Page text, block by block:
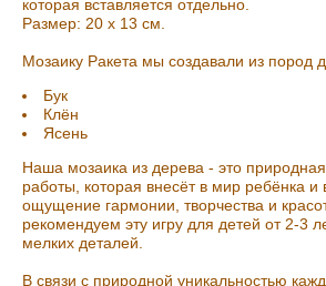
которая вставляется отдельно.
Размер: 20 х 13 см.
Мозаику Ракета мы создавали из пород
Бук
Клён
Ясень
Наша мозаика из дерева - это
работы, которая внесёт в мир ребёнка и
ощущение гармонии, творчества и
рекомендуем эту игру для детей от 2-3
мелких деталей.
В связи с природной уникальностью